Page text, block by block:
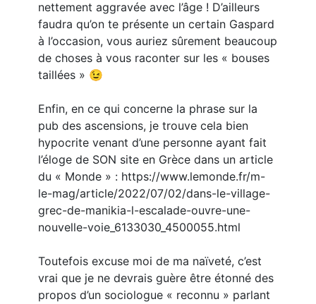
nettement aggravée avec l’âge ! D’ailleurs
faudra qu’on te présente un certain Gaspard
à l’occasion, vous auriez sûrement beaucoup
de choses à vous raconter sur les « bouses
taillées » 😉
Enfin, en ce qui concerne la phrase sur la
pub des ascensions, je trouve cela bien
hypocrite venant d’une personne ayant fait
l’éloge de SON site en Grèce dans un article
du « Monde » : https://www.lemonde.fr/m-
le-mag/article/2022/07/02/dans-le-village-
grec-de-manikia-l-escalade-ouvre-une-
nouvelle-voie_6133030_4500055.html
Toutefois excuse moi de ma naïveté, c’est
vrai que je ne devrais guère être étonné des
propos d’un sociologue « reconnu » parlant